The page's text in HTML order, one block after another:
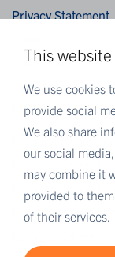
This
We use cookies
provide social
We also share
our social
may combine it
provided to
of their services.
Privacy Statement
Disclaimer
MEER
Eurofins
Eurofins
Eurofins Worldwide